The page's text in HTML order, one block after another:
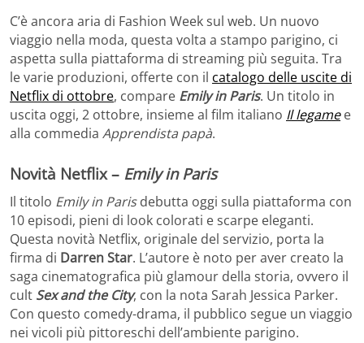
C’è ancora aria di Fashion Week sul web. Un nuovo
viaggio nella moda, questa volta a stampo parigino, ci
aspetta sulla piattaforma di streaming più seguita. Tra
le varie produzioni, offerte con il catalogo delle uscite di
Netflix di ottobre, compare Emily in Paris. Un titolo in
uscita oggi, 2 ottobre, insieme al film italiano Il legamee
alla commedia Apprendista papà.
Novità Netflix – Emily in Paris
Il titolo Emily in Parisdebutta oggi sulla piattaforma con
10 episodi, pieni di look colorati e scarpe eleganti.
Questa novità Netflix, originale del servizio, porta la
firma di Darren Star. L’autore è noto per aver creato la
saga cinematografica più glamour della storia, ovvero il
cult Sex and the City, con la nota Sarah Jessica Parker.
Con questo comedy-drama, il pubblico segue un viaggio
nei vicoli più pittoreschi dell’ambiente parigino.